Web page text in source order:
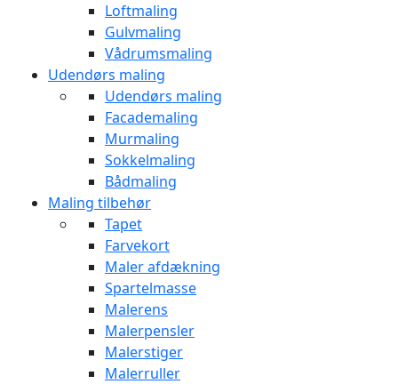
Loftmaling
Gulvmaling
Vådrumsmaling
Udendørs maling
Udendørs maling
Facademaling
Murmaling
Sokkelmaling
Bådmaling
Maling tilbehør
Tapet
Farvekort
Maler afdækning
Spartelmasse
Malerens
Malerpensler
Malerstiger
Malerruller